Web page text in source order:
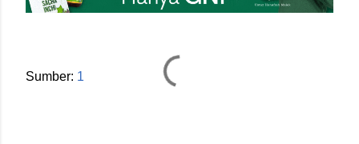
Sumber: 1